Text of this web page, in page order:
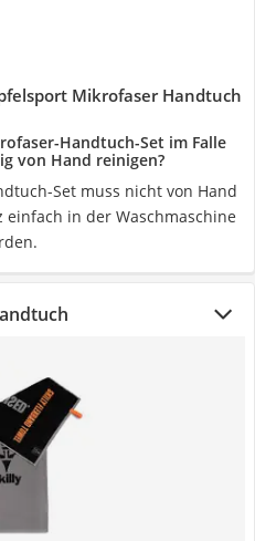
Mikrofaser Handtuch
Handtuch-Set im Falle
von Hand reinigen?
Set muss nicht von Hand
in der Waschmaschine